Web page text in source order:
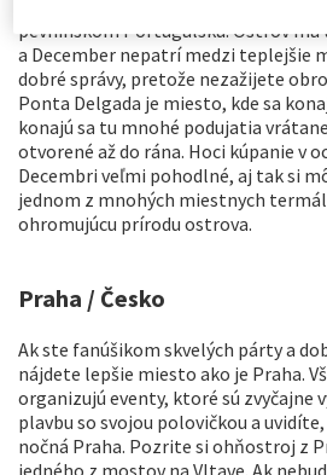
pevninskom Portugalsku. Ostrov
a December nepatrí medzi teplejšie
dobré správy, pretože nezažijete
Ponta Delgada je miesto, kde sa
konajú sa tu mnohé podujatia
otvorené až do rána. Hoci kúpanie v
Decembri veľmi pohodlné, aj tak si
jednom z mnohých miestnych
ohromujúcu prírodu ostrova.
Praha / Česko
Ak ste fanúšikom skvelých párty a
nájdete lepšie miesto ako je Praha.
organizujú eventy, ktoré sú zvyčajne
plavbu so svojou polovičkou a
nočná Praha. Pozrite si ohňostroj z
jedného z mostov na Vltave. Ak